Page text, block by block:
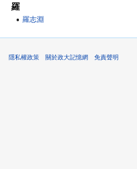
羅
羅志淵
隱私權政策 關於政大記憶網 免責聲明